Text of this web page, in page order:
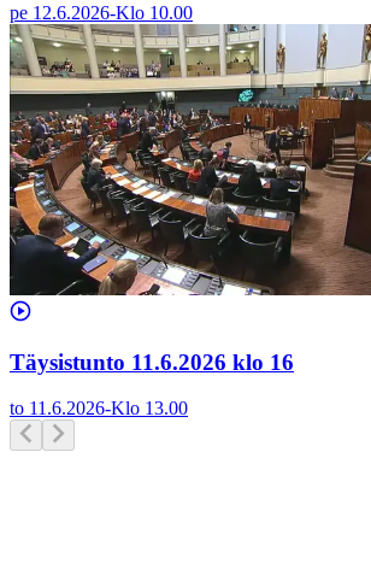
pe 12.6.2026-Klo 10.00
Täysistunto 11.6.2026 klo 16
to 11.6.2026-Klo 13.00